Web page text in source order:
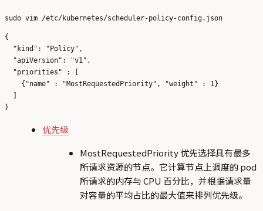
{
  "kind": "Policy",
  "apiVersion": "v1",
  "priorities" : [
    {"name" : "MostRequestedPriority", "weight" : 1}
优先级
MostRequestedPriority 优先选择具有最多
所请求资源的节点。它计算节点上调度的 pod
所请求的内存与 CPU 百分比，并根据请求量
对容量的平均占比的最大值来排列优先级。